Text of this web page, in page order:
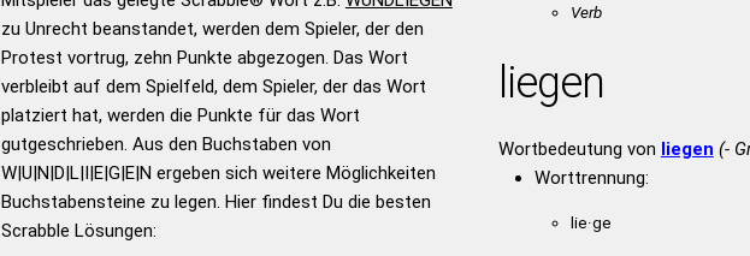
Duden – Standardwerk in 12
Bänden
Duden – Richtiges und gutes
Deutsch
Duden – Die deutsche Grammatik
Duden – Deutsches
Universalwörterbuch
zu Unrecht beanstandet, werden dem Spieler, der den
Protest vortrug, zehn Punkte abgezogen. Das Wort
verbleibt auf dem Spielfeld, dem Spieler, der das Wort
platziert hat, werden die Punkte für das Wort
gutgeschrieben. Aus den Buchstaben von
W|U|N|D|L|I|E|G|E|N ergeben sich weitere Möglichkeiten
Buchstabensteine zu legen. Hier findest Du die besten
Scrabble Lösungen:
Verb
liegen
Wortbedeutung von liegen (-
Worttrennung:
lie·ge